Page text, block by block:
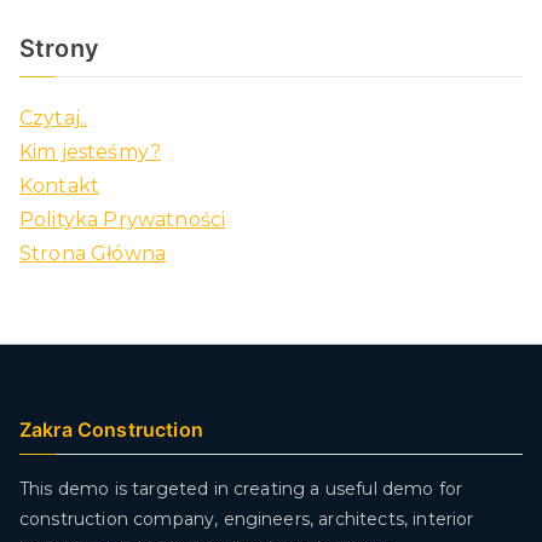
Strony
Czytaj..
Kim jesteśmy?
Kontakt
Polityka Prywatności
Strona Główna
Zakra Construction
This demo is targeted in creating a useful demo for
construction company, engineers, architects, interior